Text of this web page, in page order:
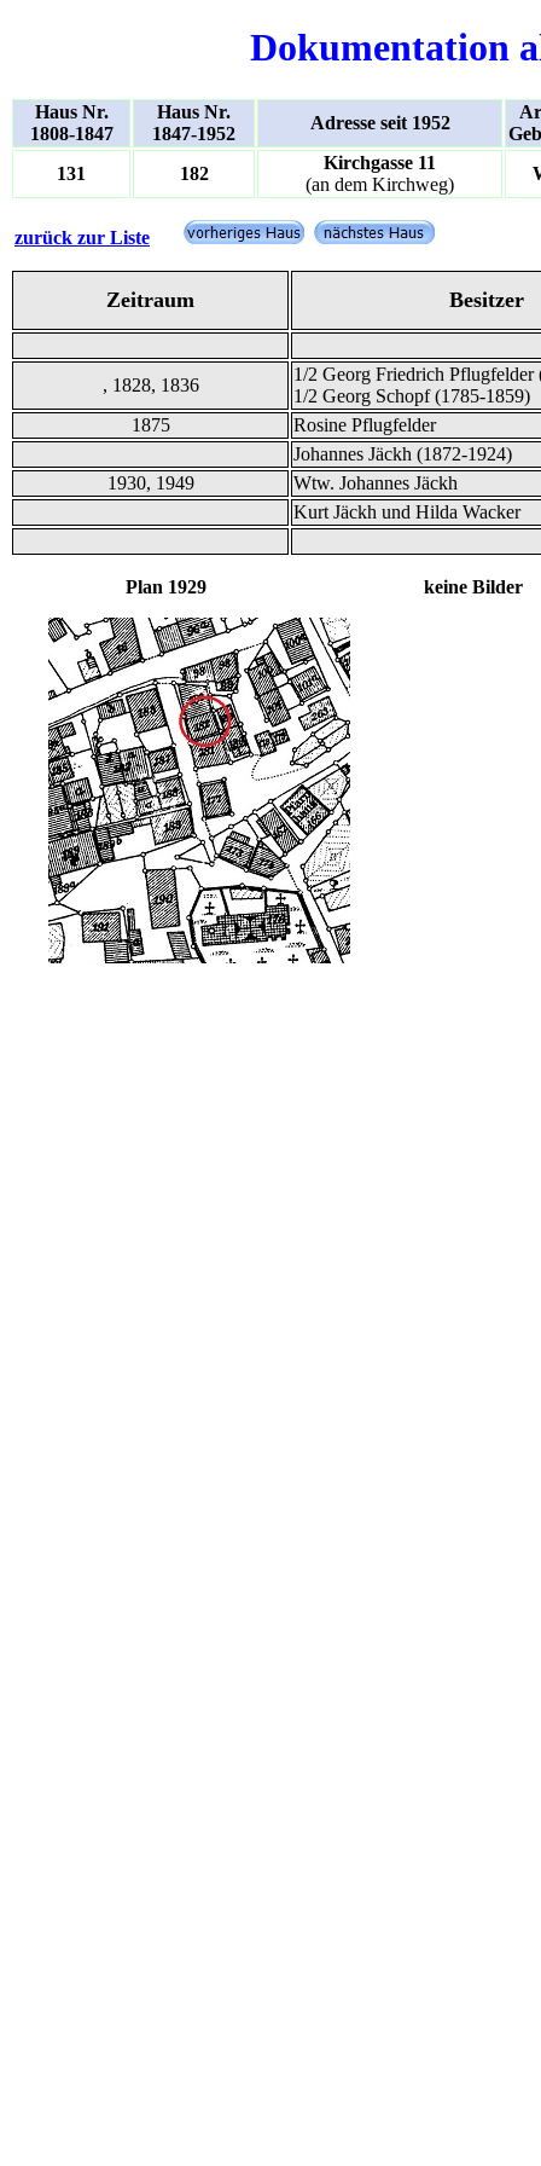
Dokumentation
Haus Nr.
1808-1847
Haus Nr.
1847-1952
Adresse seit 1952
131
182
Kirchgasse 11
(an dem Kirchweg)
zurück zur Liste
Zeitraum Besitzer
, 1828, 1836
1/2 Georg Friedrich Pflugfelder
1/2 Georg Schopf (1785-1859)
1875
Rosine Pflugfelder
Johannes Jäckh (1872-1924)
1930, 1949
Wtw. Johannes Jäckh
Kurt Jäckh und Hilda Wacker
Plan 1929 keine Bilder